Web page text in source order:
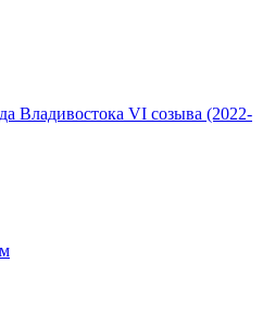
Владивостока VI созыва (2022-